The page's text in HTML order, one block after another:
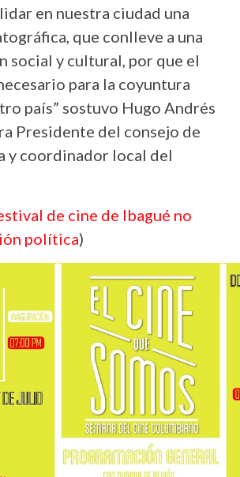
en nuestra ciudad una
que conlleve a una
social y cultural, por que el
para la coyuntura
país” sostuvo Hugo Andrés
Presidente del consejo de
y coordinador local del
de cine de Ibagué no
política)